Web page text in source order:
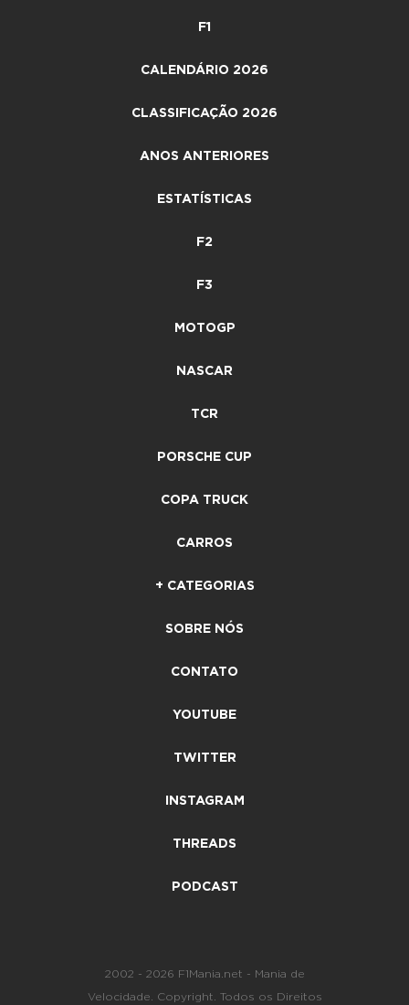
F1
CALENDÁRIO 2026
CLASSIFICAÇÃO 2026
ANOS ANTERIORES
ESTATÍSTICAS
F2
F3
MOTOGP
NASCAR
TCR
PORSCHE CUP
COPA TRUCK
CARROS
+ CATEGORIAS
SOBRE NÓS
CONTATO
YOUTUBE
TWITTER
INSTAGRAM
THREADS
PODCAST
2002 - 2026 F1Mania.net - Mania de
Velocidade. Copyright. Todos os Direitos